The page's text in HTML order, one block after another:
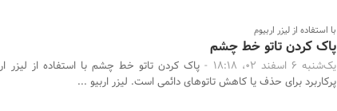
با استفاده از لیزر اربیوم
پاک کردن تاتو خط چشم
یک‌شنبه 6 اسفند 02، 18:18 -
پاک کردن تاتو خط چشم با استفاده از لیزر
پرکاربرد برای حذف یا کاهش تاتوهای دائمی است. لیزر اربیو ...